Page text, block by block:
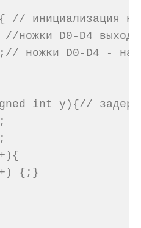
//ножки D0-D4 выход
ножки D0-D4 -
int y){//
{;}